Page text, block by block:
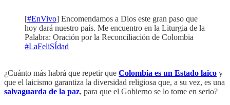
[#EnVivo] Encomendamos a Dios este gran paso que
hoy dará nuestro país. Me encuentro en la Liturgia de la
Palabra: Oración por la Reconciliación de Colombia
#LaFeliSÍdad
¿Cuánto más habrá que repetir que Colombia es un Estado laico y
que el laicismo garantiza la diversidad religiosa que, a su vez, es una
salvaguarda de la paz, para que el Gobierno se lo tome en serio?